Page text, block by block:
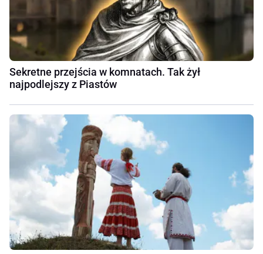
Sekretne przejścia w komnatach. Tak żył
najpodlejszy z Piastów